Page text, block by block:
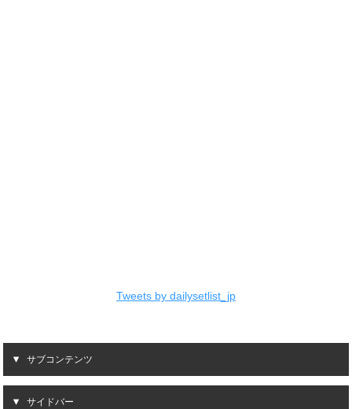
Tweets by dailysetlist_jp
サブコンテンツ
サイドバー